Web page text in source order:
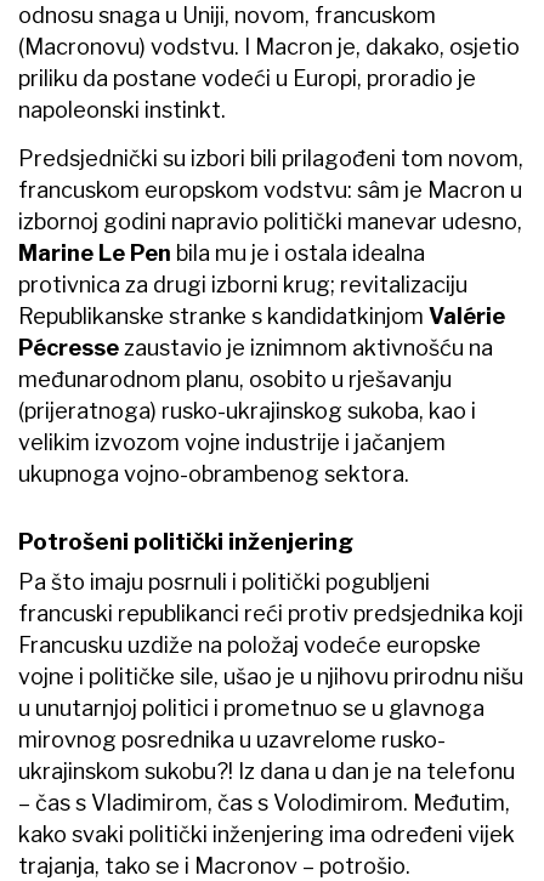
odnosu snaga u Uniji, novom, francuskom
(Macronovu) vodstvu. I Macron je, dakako, osjetio
priliku da postane vodeći u Europi, proradio je
napoleonski instinkt.
Predsjednički su izbori bili prilagođeni tom novom,
francuskom europskom vodstvu: sâm je ​Macron ​u
izbornoj godini napravio politički manevar udesno,
Marine Le Pen​ bila mu je i ostala idealna
protivnica za drugi izborni krug; revitalizaciju
Republikanske stranke s kandidatkinjom Valérie
Pé​cressezaustavio je iznimnom aktivnošću na
međunarodnom planu, osobito u rješavanju
(prijeratnoga) rusko-ukrajinskog sukoba, kao i
velikim izvozom vojne industrije i jačanjem
ukupnoga vojno-obrambenog sektora.
Potrošeni politički inženjering
Pa što imaju posrnuli i politički pogubljeni
francuski republikanci reći protiv predsjednika koji
Francusku uzdiže na položaj vodeće europske
vojne i političke sile, ušao je u njihovu prirodnu nišu
u unutarnjoj politici i prometnuo se u glavnoga
mirovnog posrednika u uzavrelome rusko-
ukrajinskom sukobu?! Iz dana u dan je na telefonu
– čas s Vladimirom, čas s Volodimirom. Međutim,
kako svaki politički inženjering ima određeni vijek
trajanja, tako se i Macronov – potrošio.